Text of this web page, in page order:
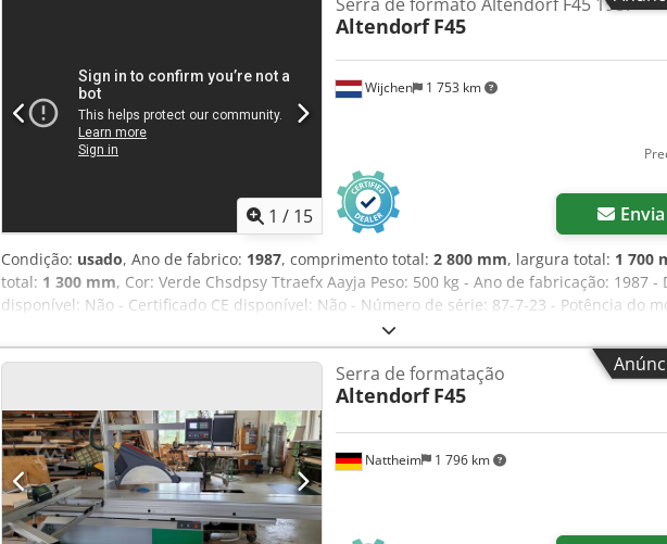
1 / 15
Wijchen 1 753 km
Serra de formato Altendorf F45 1987
Altendorf F45
Condição: usado, Ano de fabrico: 1987, comprimento total: 2 800 mm, largura total: 1 700
total: 1 300 mm, Cor: Verde Chsdpsy Ttraefx Aayja Peso: 500 kg - Ano de fabricação: 1987 -
disponível: Não - Certificado CE disponível: Não - Número de série: 87-7-23 - Potência do
[kW]: 5,5 - Altura máxima de corte [mm]: 145 - Deslocamento da guia paralela [mm]: 1100 -
da mesa com roletes [mm]: 2800 - Largura da mesa [mm]: 1150 - Diâmetro máximo da
[mm]: 450 - Diâmetro do furo da lâmina [mm]: 30 - Diâmetro do bocal de extração de pó
ajustáveis manualmente: altura de corte, inclinação - Velocidade do eixo: Manual - └
do eixo [rpm]: 3000 - └ Velocidade máxima do eixo [rpm]: 4000 - Unidade de serra
Inclinação mínima [°]: 0 - └ Inclinação máxima [°]: 45 - Tensão [V]: 400 - Fusível [A]: 16 -
- Dimensões de transporte: 2800mm x 1700mm x 1300mm (C x L x A) - Peso para transporte
Volume de transporte [unid.]: 1 Informações financeiras IVA: O preço indicado é acrescido
IVA/regime de diferenciação: IVA dedutível para empresários Entrega e aceitação de
usados sempre possível para qualquer item do setor industrial Yorick Diebels
Nattheim 1 796 km
Serra de formatação
Altendorf F45